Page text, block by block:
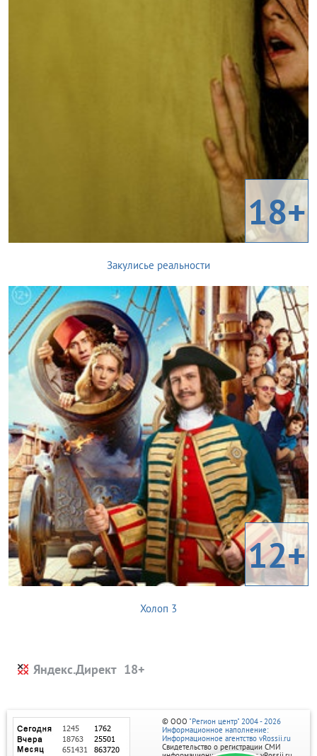
18+
Закулисье реальности
12+
Холоп 3
Яндекс.Директ
© ООО "Регион центр" 2004 - 2026
Информационное наполнение:
Информационное агентство vRossii.ru
Свидетельство о регистрации СМИ